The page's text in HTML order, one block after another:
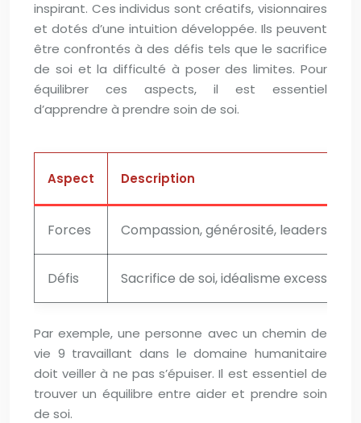
inspirant. Ces individus sont créatifs, visionnaires
et dotés d’une intuition développée. Ils peuvent
être confrontés à des défis tels que le sacrifice
de soi et la difficulté à poser des limites. Pour
équilibrer ces aspects, il est essentiel
d’apprendre à prendre soin de soi.
Aspect Description
Forces Compassion, générosité, leadership,
Défis Sacrifice de soi, idéalisme excessif,
Par exemple, une personne avec un chemin de
vie 9 travaillant dans le domaine humanitaire
doit veiller à ne pas s’épuiser. Il est essentiel de
trouver un équilibre entre aider et prendre soin
de soi.